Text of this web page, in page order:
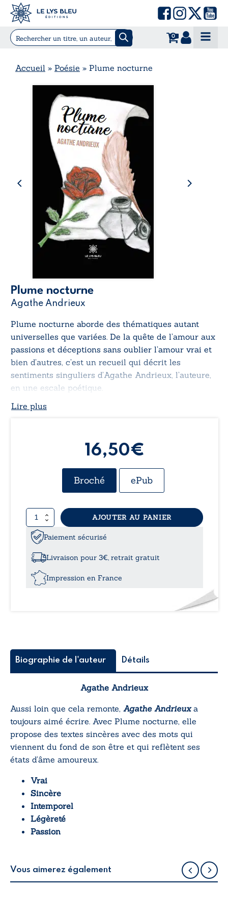
0
Accueil » Poésie » Plume nocturne
Plume nocturne
Agathe Andrieux
Plume nocturne aborde des thématiques autant
universelles que variées. De la quête de l’amour aux
passions et déceptions sans oublier l’amour vrai et
bien d’autres, c’est un recueil qui décrit les
sentiments singuliers d’Agathe Andrieux, l’auteure,
en une escale poétique.
Lire plus
16,50€
Broché ePub
quantité
de
Plume
nocturne
AJOUTER AU PANIER
Paiement sécurisé
Livraison pour 3€, retrait gratuit
Impression en France
Biographie de l'auteur Détails
Agathe Andrieux
Aussi loin que cela remonte, Agathe Andrieuxa
toujours aimé écrire. Avec Plume nocturne, elle
propose des textes sincères avec des mots qui
viennent du fond de son être et qui reflètent ses
états d’âme amoureux.
Vrai
Sincère
Intemporel
Légèreté
Passion
Vous aimerez également